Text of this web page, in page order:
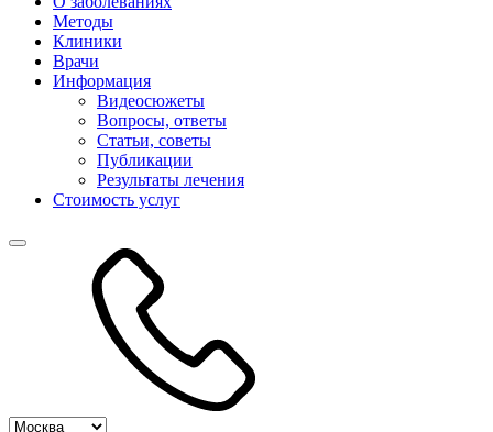
Методы
Клиники
Врачи
Информация
Видеосюжеты
Вопросы, ответы
Статьи, советы
Публикации
Результаты лечения
Стоимость услуг